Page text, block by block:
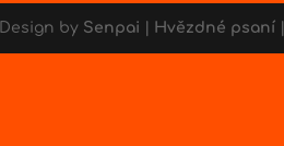
Design by Senpai Hvězdné psaní